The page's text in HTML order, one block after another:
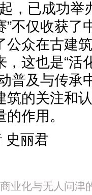
，已成功举
”不仅收获了
公众在古建
这也是“活
普及与传承
筑的关注和
作用。
史丽君
商业化与无人问津